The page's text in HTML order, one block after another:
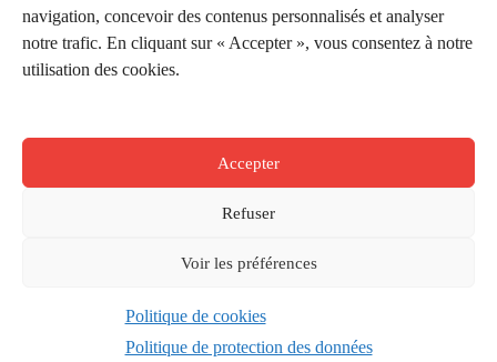
navigation, concevoir des contenus personnalisés et analyser
notre trafic. En cliquant sur « Accepter », vous consentez à notre
utilisation des cookies.
Accepter
Refuser
Voir les préférences
Politique de cookies
Politique de protection des données
Application